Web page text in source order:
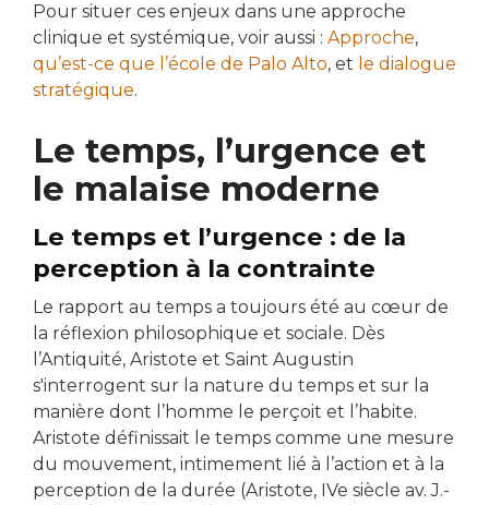
Pour situer ces enjeux dans une approche
clinique et systémique, voir aussi : Approche,
qu’est-ce que l’école de Palo Alto, et le dialogue
stratégique.
Le temps, l’urgence et
le malaise moderne
Le temps et l’urgence : de la
perception à la contrainte
Le rapport au temps a toujours été au cœur de
la réflexion philosophique et sociale. Dès
l’Antiquité, Aristote et Saint Augustin
s'interrogent sur la nature du temps et sur la
manière dont l’homme le perçoit et l’habite.
Aristote définissait le temps comme une mesure
du mouvement, intimement lié à l’action et à la
perception de la durée (Aristote, IVe siècle av. J.-